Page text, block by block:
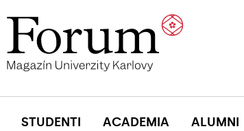
STUDENTI ACADEMIA ALUMNI